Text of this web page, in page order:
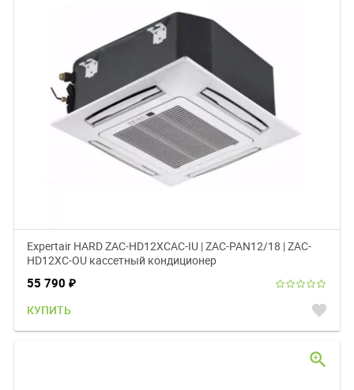
Expertair HARD ZAC-HD12XCAC-IU | ZAC-PAN12/18 | ZAC-
HD12XC-OU кассетный кондиционер
55 790 ₽
КУПИТЬ favorite
zoom_in